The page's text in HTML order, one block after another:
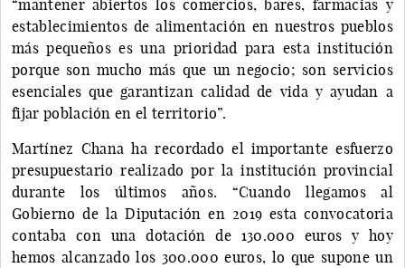
“mantener abiertos los comercios, bares, farmacias y
establecimientos de alimentación en nuestros pueblos
más pequeños es una prioridad para esta institución
porque son mucho más que un negocio; son servicios
esenciales que garantizan calidad de vida y ayudan a
fijar población en el territorio”.
Martínez Chana ha recordado el importante esfuerzo
presupuestario realizado por la institución provincial
durante los últimos años. “Cuando llegamos al
Gobierno de la Diputación en 2019 esta convocatoria
contaba con una dotación de 130.000 euros y hoy
hemos alcanzado los 300.000 euros, lo que supone un